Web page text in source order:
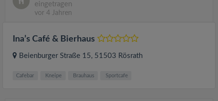
eingetragen
vor 4 Jahren
Ina’s Café & Bierhaus
Beienburger Straße 15, 51503 Rösrath
Cafebar Kneipe Brauhaus Sportcafe